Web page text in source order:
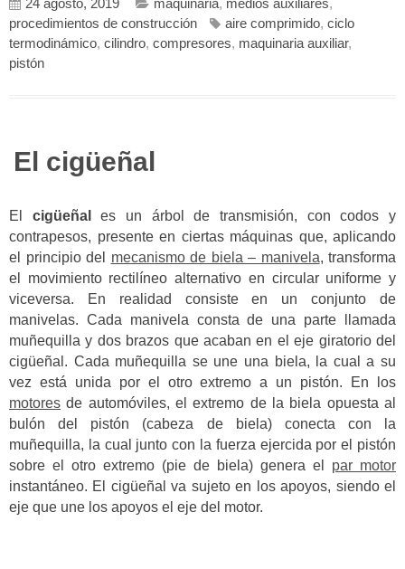
24 agosto, 2019 maquinaria, medios auxiliares,
procedimientos de construcción
aire comprimido, ciclo
termodinámico, cilindro, compresores, maquinaria auxiliar,
pistón
El cigüeñal
El cigüeñales un árbol de transmisión, con codos y
contrapesos, presente en ciertas máquinas que, aplicando
el principio del mecanismo de biela – manivela, transforma
el movimiento rectilíneo alternativo en circular uniforme y
viceversa. En realidad consiste en un conjunto de
manivelas. Cada manivela consta de una parte llamada
muñequilla y dos brazos que acaban en el eje giratorio del
cigüeñal. Cada muñequilla se une una biela, la cual a su
vez está unida por el otro extremo a un pistón. En los
motores de automóviles, el extremo de la biela opuesta al
bulón del pistón (cabeza de biela) conecta con la
muñequilla, la cual junto con la fuerza ejercida por el pistón
sobre el otro extremo (pie de biela) genera el par motor
instantáneo. El cigüeñal va sujeto en los apoyos, siendo el
eje que une los apoyos el eje del motor.